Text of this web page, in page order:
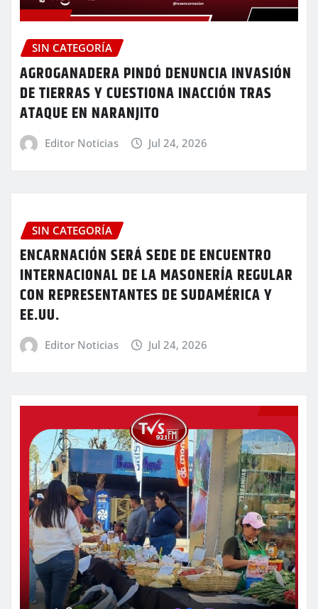
SIN CATEGORÍA
AGROGANADERA PINDÓ DENUNCIA INVASIÓN
DE TIERRAS Y CUESTIONA INACCIÓN TRAS
ATAQUE EN NARANJITO
Editor Noticias Jul 24, 2026
SIN CATEGORÍA
ENCARNACIÓN SERÁ SEDE DE ENCUENTRO
INTERNACIONAL DE LA MASONERÍA REGULAR
CON REPRESENTANTES DE SUDAMÉRICA Y
EE.UU.
Editor Noticias Jul 24, 2026